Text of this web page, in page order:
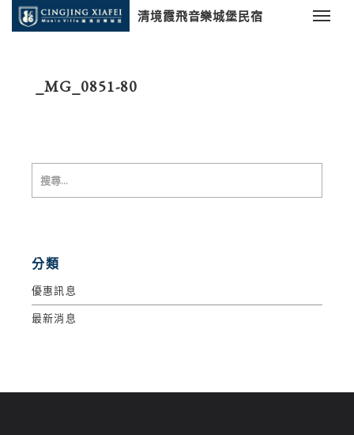
清境霞飛音樂城堡民宿
_MG_0851-80
分類
優惠訊息
最新消息